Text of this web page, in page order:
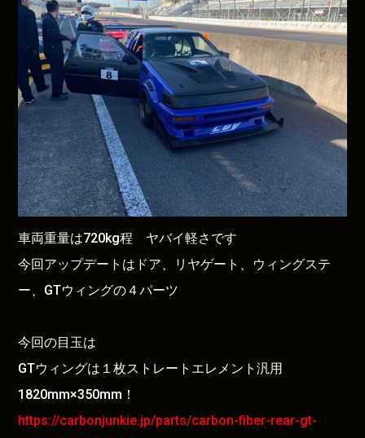
車両重量は720kg程 ヤバイ軽さです
今回アップデートはドア、リヤゲート、ウィングステ
ー、GTウィングの４パーツ
今回の目玉は
GTウィングは１枚ストレートエレメント汎用
1820mm×350mm！
https://carbonjunkie.jp/parts/carbon-fiber-rear-gt-